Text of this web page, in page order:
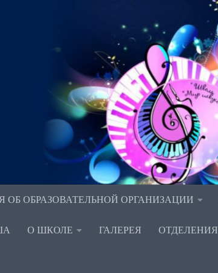
ОБ ОБРАЗОВАТЕЛЬНОЙ ОРГАНИЗАЦИИ
О ШКОЛЕ ГАЛЕРЕЯ ОТДЕЛЕНИЯ